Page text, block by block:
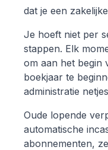
dat je een
Je hoeft niet per
stappen. Elk
om aan het begin
boekjaar te
administratie
Oude lopende
automatische
abonnementen,